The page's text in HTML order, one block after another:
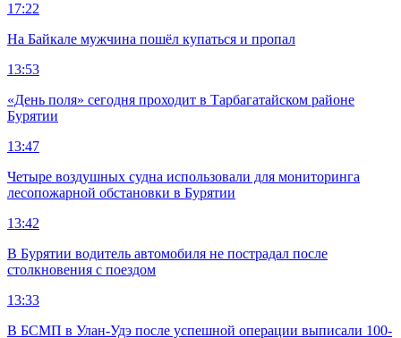
17:22
На Байкале мужчина пошёл купаться и пропал
13:53
«День поля» сегодня проходит в Тарбагатайском районе
Бурятии
13:47
Четыре воздушных судна использовали для мониторинга
лесопожарной обстановки в Бурятии
13:42
В Бурятии водитель автомобиля не пострадал после
столкновения с поездом
13:33
В БСМП в Улан-Удэ после успешной операции выписали 100-